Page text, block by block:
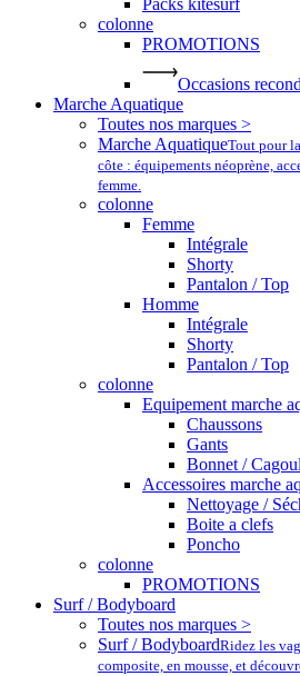
Packs kitesurf
colonne
PROMOTIONS
Occasions
Marche Aquatique
Toutes nos marques >
Marche AquatiqueTout pour
côte : équipements néoprène,
femme.
colonne
Femme
Intégrale
Shorty
Pantalon / Top
Homme
Intégrale
Shorty
Pantalon / Top
colonne
Equipement marche
Chaussons
Gants
Bonnet /
Accessoires marche
Nettoyage /
Boite a clefs
Poncho
colonne
PROMOTIONS
Surf / Bodyboard
Toutes nos marques >
Surf / BodyboardRidez les
composite, en mousse, et